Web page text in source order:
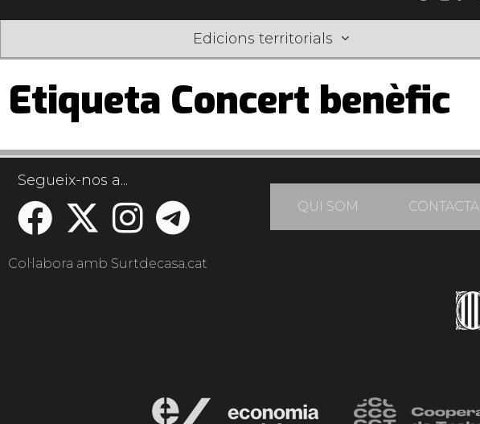
Edicions territorials
Etiqueta Concert benèfic
Segueix-nos a...
QUI SOM CONTACTA
Col·labora amb Surtdecasa.cat